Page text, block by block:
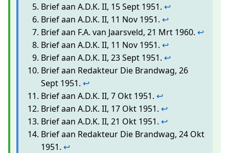
Brief aan A.D.K. II, 15 Sept 1951. ↩
Brief aan A.D.K. II, 11 Nov 1951. ↩
Brief aan F.A. van Jaarsveld, 21 Mrt 1960. ↩
Brief aan A.D.K. II, 11 Nov 1951. ↩
Brief aan A.D.K. II, 23 Sept 1951. ↩
Brief aan Redakteur Die Brandwag, 26
Sept 1951. ↩
Brief aan A.D.K. II, 7 Okt 1951. ↩
Brief aan A.D.K. II, 17 Okt 1951. ↩
Brief aan A.D.K. II, 21 Okt 1951. ↩
Brief aan Redakteur Die Brandwag, 24 Okt
1951. ↩